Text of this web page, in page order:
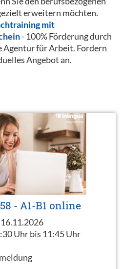
erweitern möchten.
mit
- 100% Förderung durch
Agentur für Arbeit. Fordern
Angebot an.
- A1-B1 online
Uhr bis 11:45 Uhr